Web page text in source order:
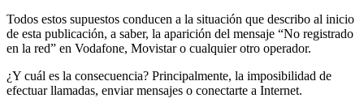
Todos estos supuestos conducen a la situación que describo al inicio
de esta publicación, a saber, la aparición del mensaje “No registrado
en la red” en Vodafone, Movistar o cualquier otro operador.
¿Y cuál es la consecuencia? Principalmente, la imposibilidad de
efectuar llamadas, enviar mensajes o conectarte a Internet.